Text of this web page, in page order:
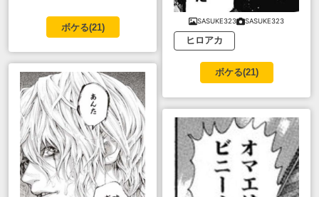
ボケる(21)
SASUKE323 SASUKE323
ヒロアカ
ボケる(21)